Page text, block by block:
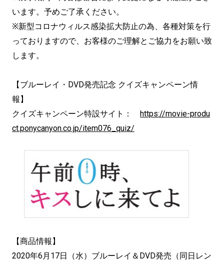
います。予めご了承ください。
※新型コロナウィルス感染拡大防止の為、各種対策を行
っておりますので、お客様のご理解とご協力をお願い致
します。
【ブルーレイ・DVD発売記念 クイズキャンペーン情
報】
クイズキャンペーン特設サイト：
https://movie-produ
ct.ponycanyon.co.jp/item076_quiz/
【商品情報】
2020年6月17日（水）ブルーレイ＆DVD発売（同日レン